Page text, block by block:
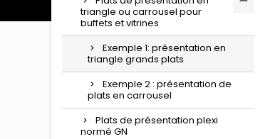
triangle ou carrousel pour
buffets et vitrines
Exemple 1: présentation en
triangle grands plats
Exemple 2 : présentation de
plats en carrousel
Plats de présentation plexi
normé GN